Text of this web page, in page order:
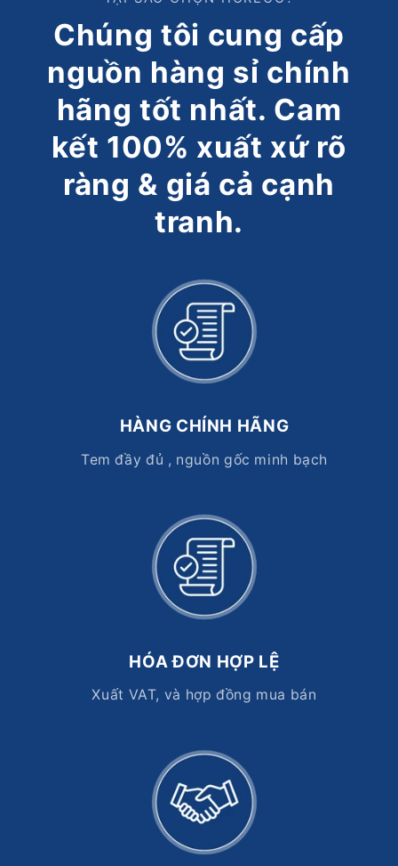
Chúng tôi cung cấp
nguồn hàng sỉ chính
hãng tốt nhất. Cam
kết 100% xuất xứ rõ
ràng & giá cả cạnh
tranh.
HÀNG CHÍNH HÃNG
Tem đầy đủ , nguồn gốc minh bạch
HÓA ĐƠN HỢP LỆ
Xuất VAT, và hợp đồng mua bán